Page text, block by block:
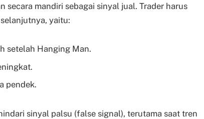
secara mandiri sebagai sinyal jual. Trader harus
selanjutnya, yaitu:
setelah Hanging Man.
pendek.
sinyal palsu (false signal), terutama saat tren